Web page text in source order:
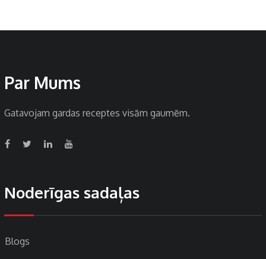
Par Mums
Gatavojam gardas receptes visām gaumēm.
Noderīgas sadaļas
Blogs